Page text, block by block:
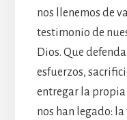
nos llenemos de
testimonio de
Dios. Que
esfuerzos,
entregar la
nos han legado: